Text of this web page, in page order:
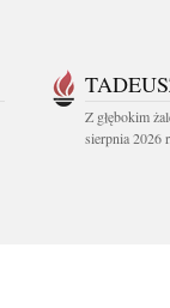
Z głębokim
sierpnia 2026